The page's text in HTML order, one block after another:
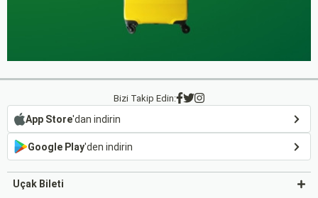
Bizi Takip Edin:
App Store'dan indirin
Google Play'den indirin
Uçak Bileti